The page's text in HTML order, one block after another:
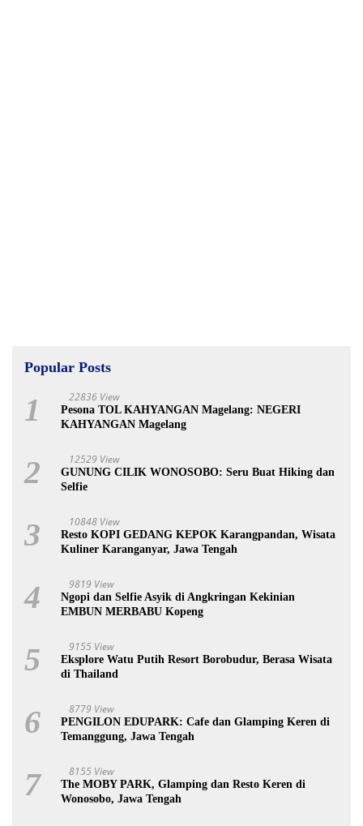
Popular Posts
1 22836 View
Pesona TOL KAHYANGAN Magelang: NEGERI
KAHYANGAN Magelang
2 12529 View
GUNUNG CILIK WONOSOBO: Seru Buat Hiking dan
Selfie
3 10848 View
Resto KOPI GEDANG KEPOK Karangpandan, Wisata
Kuliner Karanganyar, Jawa Tengah
4 9819 View
Ngopi dan Selfie Asyik di Angkringan Kekinian
EMBUN MERBABU Kopeng
5 9155 View
Eksplore Watu Putih Resort Borobudur, Berasa Wisata
di Thailand
6 8779 View
PENGILON EDUPARK: Cafe dan Glamping Keren di
Temanggung, Jawa Tengah
7 8155 View
The MOBY PARK, Glamping dan Resto Keren di
Wonosobo, Jawa Tengah